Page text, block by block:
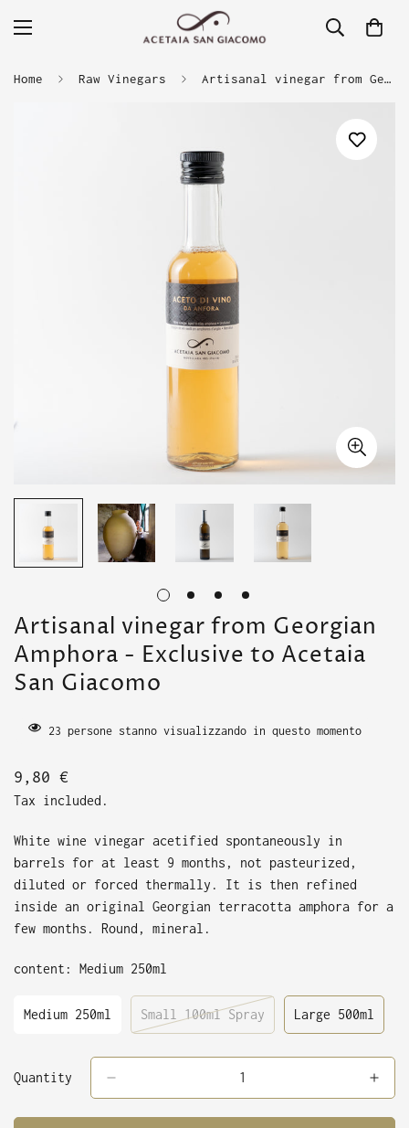
Home Raw Vinegars Artisanal vinegar from Georgian Amphora - Exclusive to Acetaia San Giacomo
Artisanal vinegar from Georgian
Amphora - Exclusive to Acetaia
San Giacomo
23 persone stanno visualizzando in questo momento
Translation
missing:
9,80 €
Tax included.
White wine vinegar acetified spontaneously in
barrels for at least 9 months, not pasteurized,
diluted or forced thermally. It is then refined
inside an original Georgian terracotta amphora for a
few months. Round, mineral.
content: Medium 250ml
Medium 250ml
Variant
Or
Unavailable
Small 100ml Spray
Variant
Out
Unavailable
Large 500ml
Variant
Out
Quantity